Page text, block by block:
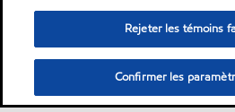
Rejeter les témoins
Confirmer les